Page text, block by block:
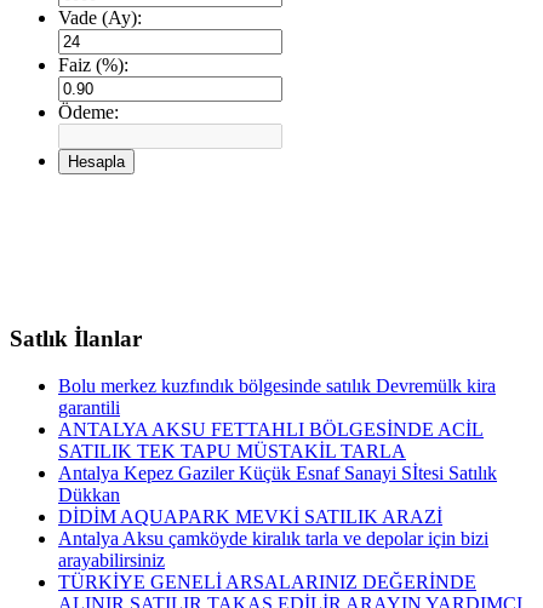
Vade (Ay):
Faiz (%):
Ödeme:
Hesapla
Satlık İlanlar
Bolu merkez kuzfındık bölgesinde satılık Devremülk kira
garantili
ANTALYA AKSU FETTAHLI BÖLGESİNDE ACİL
SATILIK TEK TAPU MÜSTAKİL TARLA
Antalya Kepez Gaziler Küçük Esnaf Sanayi Sİtesi Satılık
Dükkan
DİDİM AQUAPARK MEVKİ SATILIK ARAZİ
Antalya Aksu çamköyde kiralık tarla ve depolar için bizi
arayabilirsiniz
TÜRKİYE GENELİ ARSALARINIZ DEĞERİNDE
ALINIR SATILIR TAKAS EDİLİR ARAYIN YARDIMCI